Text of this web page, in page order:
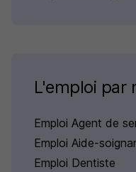
L'emploi par
Emploi Agent de
Emploi Aide-
Emploi Dentiste